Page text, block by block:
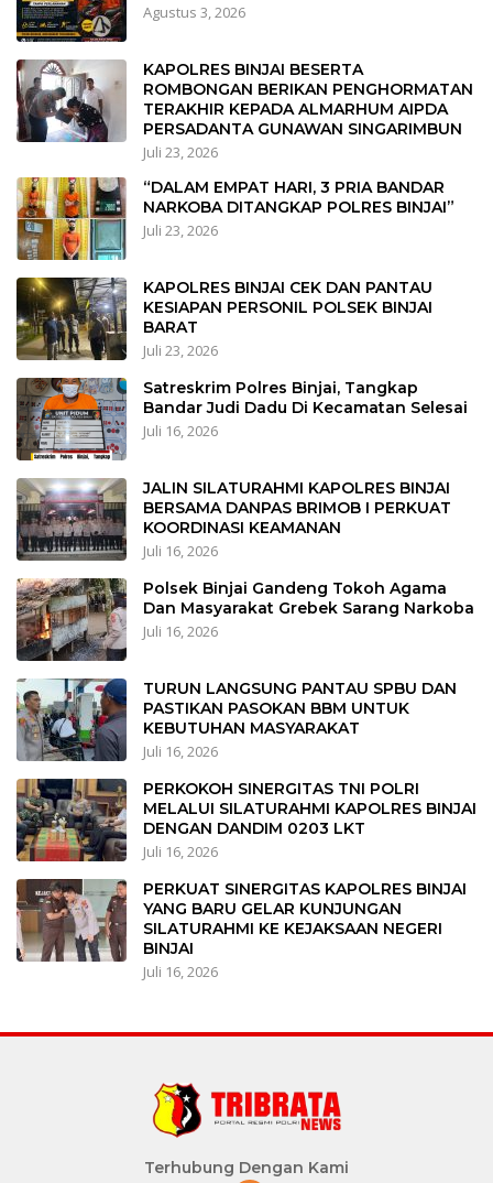
Agustus 3, 2026
KAPOLRES BINJAI BESERTA
ROMBONGAN BERIKAN PENGHORMATAN
TERAKHIR KEPADA ALMARHUM AIPDA
PERSADANTA GUNAWAN SINGARIMBUN
Juli 23, 2026
“DALAM EMPAT HARI, 3 PRIA BANDAR
NARKOBA DITANGKAP POLRES BINJAI”
Juli 23, 2026
KAPOLRES BINJAI CEK DAN PANTAU
KESIAPAN PERSONIL POLSEK BINJAI
BARAT
Juli 23, 2026
Satreskrim Polres Binjai, Tangkap
Bandar Judi Dadu Di Kecamatan Selesai
Juli 16, 2026
JALIN SILATURAHMI KAPOLRES BINJAI
BERSAMA DANPAS BRIMOB I PERKUAT
KOORDINASI KEAMANAN
Juli 16, 2026
Polsek Binjai Gandeng Tokoh Agama
Dan Masyarakat Grebek Sarang Narkoba
Juli 16, 2026
TURUN LANGSUNG PANTAU SPBU DAN
PASTIKAN PASOKAN BBM UNTUK
KEBUTUHAN MASYARAKAT
Juli 16, 2026
PERKOKOH SINERGITAS TNI POLRI
MELALUI SILATURAHMI KAPOLRES BINJAI
DENGAN DANDIM 0203 LKT
Juli 16, 2026
PERKUAT SINERGITAS KAPOLRES BINJAI
YANG BARU GELAR KUNJUNGAN
SILATURAHMI KE KEJAKSAAN NEGERI
BINJAI
Juli 16, 2026
Terhubung Dengan Kami